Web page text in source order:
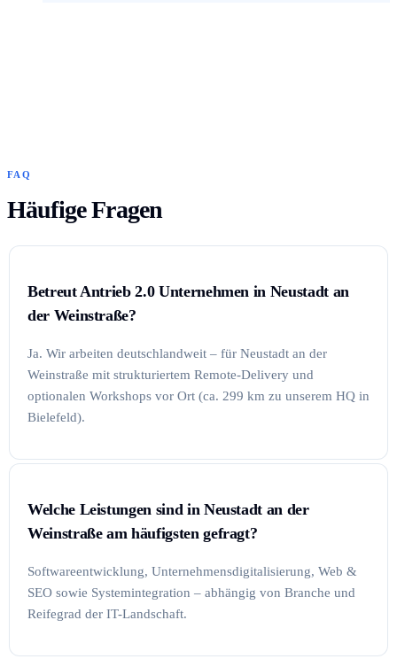
FAQ
Häufige Fragen
Betreut Antrieb 2.0 Unternehmen in Neustadt an
der Weinstraße?
Ja. Wir arbeiten deutschlandweit – für Neustadt an der
Weinstraße mit strukturiertem Remote-Delivery und
optionalen Workshops vor Ort (ca. 299 km zu unserem HQ in
Bielefeld).
Welche Leistungen sind in Neustadt an der
Weinstraße am häufigsten gefragt?
Softwareentwicklung, Unternehmensdigitalisierung, Web &
SEO sowie Systemintegration – abhängig von Branche und
Reifegrad der IT-Landschaft.